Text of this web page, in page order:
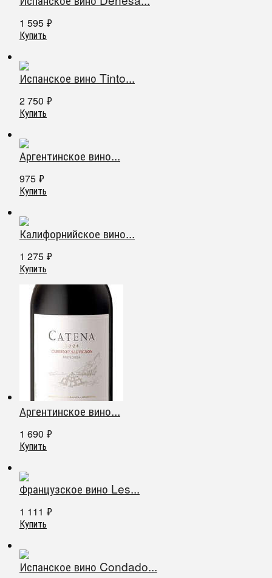
1 595 ₽
Купить
Испанское вино Tinto...
2 750 ₽
Купить
Аргентинское вино...
975 ₽
Купить
Калифорнийское вино...
1 275 ₽
Купить
Аргентинское вино...
1 690 ₽
Купить
Французское вино Les...
1 111 ₽
Купить
Испанское вино Condado...